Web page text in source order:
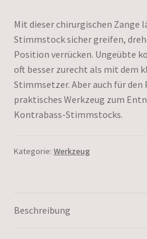
Mit dieser chirurgischen Zange
Stimmstock sicher greifen,
Position verrücken. Ungeübte
oft besser zurecht als mit dem
Stimmsetzer. Aber auch für den
praktisches Werkzeug zum
Kontrabass-Stimmstocks.
Kategorie: Werkzeug
Beschreibung